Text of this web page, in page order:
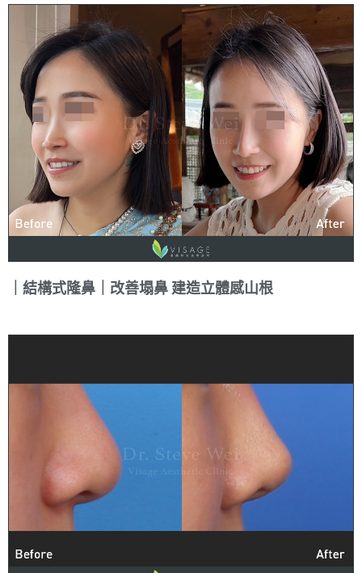
｜結構式隆鼻｜改善塌鼻 建造立體感山根